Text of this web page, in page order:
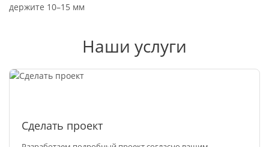
держите 10–15 мм
Наши услуги
Сделать проект